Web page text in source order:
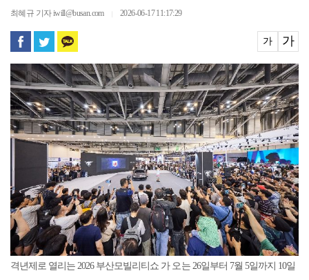
최혜규 기자 iwill@busan.com 2026-06-17 11:17:29
가 가
격년제로 열리는 2026 부산모빌리티쇼 가 오는 26일부터 7월 5일까지 10일